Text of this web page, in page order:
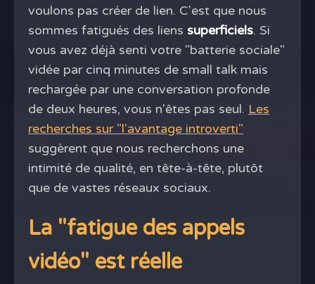
voulons pas créer de lien. C'est que nous
sommes fatigués des liens superficiels. Si
vous avez déjà senti votre "batterie sociale"
vidée par cinq minutes de small talk mais
rechargée par une conversation profonde
de deux heures, vous n'êtes pas seul. Les
recherches sur "l'avantage introverti"
suggèrent que nous recherchons une
intimité de qualité, en tête-à-tête, plutôt
que de vastes réseaux sociaux.
La "fatigue des appels
vidéo" est réelle